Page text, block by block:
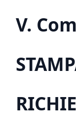
V.